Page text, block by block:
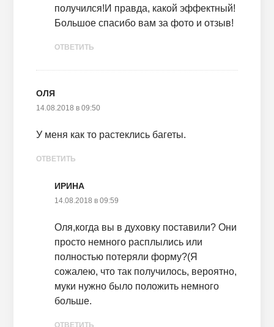
получился!И правда, какой эффектный!
Большое спасибо вам за фото и отзыв!
ОТВЕТИТЬ
ОЛЯ
14.08.2018 в 09:50
У меня как то растеклись багеты.
ОТВЕТИТЬ
ИРИНА
14.08.2018 в 09:59
Оля,когда вы в духовку поставили? Они
просто немного расплылись или
полностью потеряли форму?(Я
сожалею, что так получилось, вероятно,
муки нужно было положить немного
больше.
ОТВЕТИТЬ